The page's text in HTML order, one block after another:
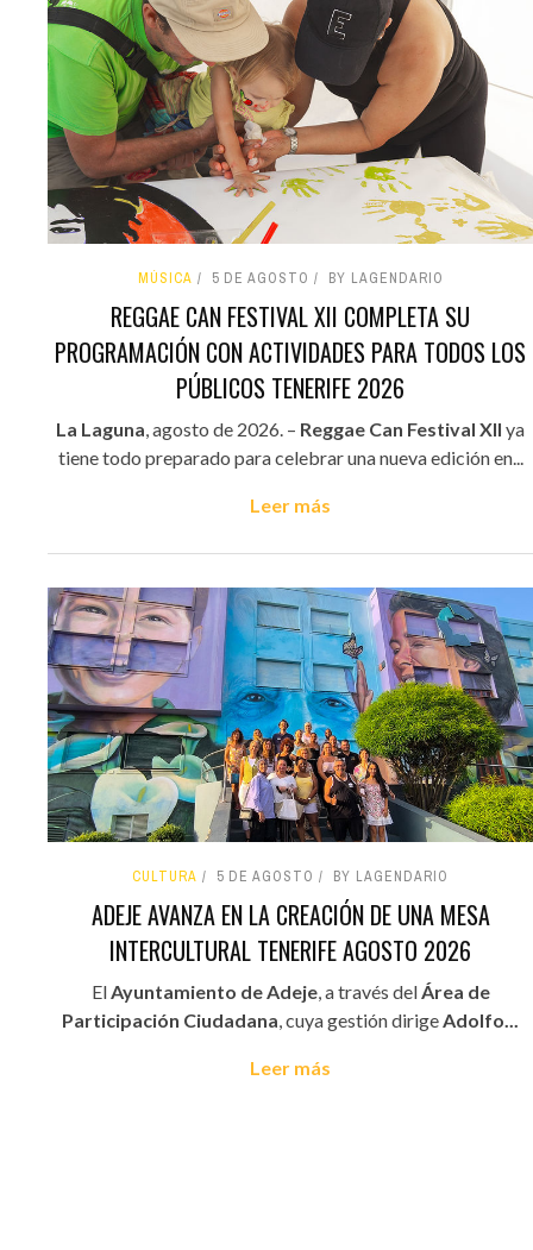
MÚSICA 5 DE AGOSTO BY LAGENDARIO
REGGAE CAN FESTIVAL XII COMPLETA SU
PROGRAMACIÓN CON ACTIVIDADES PARA TODOS LOS
PÚBLICOS TENERIFE 2026
La Laguna, agosto de 2026. – Reggae Can Festival XII ya
tiene todo preparado para celebrar una nueva edición en...
Leer más
CULTURA 5 DE AGOSTO BY LAGENDARIO
ADEJE AVANZA EN LA CREACIÓN DE UNA MESA
INTERCULTURAL TENERIFE AGOSTO 2026
ElAyuntamiento de Adeje, a través delÁrea de
Participación Ciudadana, cuya gestión dirigeAdolfo...
Leer más